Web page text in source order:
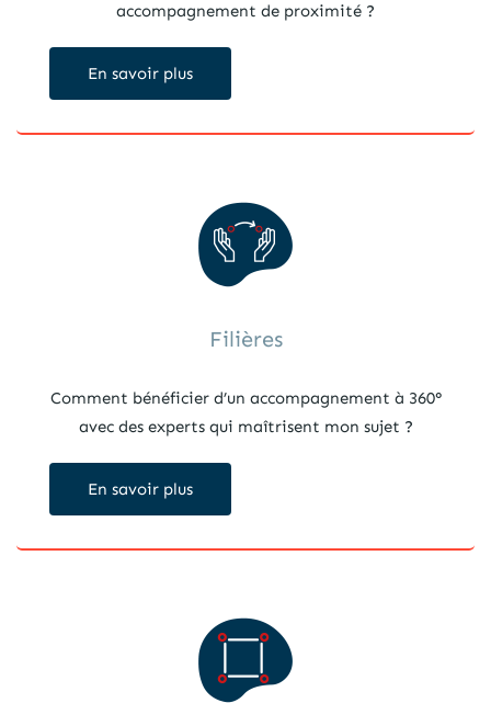
accompagnement de proximité ?
En savoir plus
Filières
Comment bénéficier d’un accompagnement à 360°
avec des experts qui maîtrisent mon sujet ?
En savoir plus